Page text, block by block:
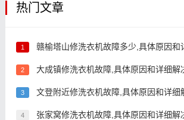
热门文章
1 赣榆塔山修洗衣机故障多少,具体原因和
2 大成镇修洗衣机故障,具体原因和详细解
3 文登附近修洗衣机故障,具体原因和详细
4 张家窝修洗衣机故障,具体原因和详细解